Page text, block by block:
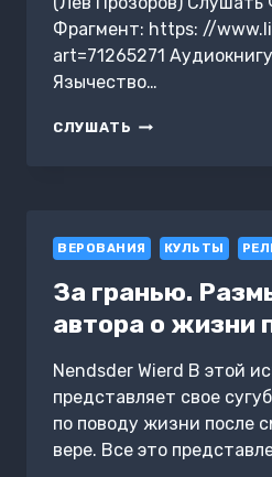
Фрагмент: https: //
art=71265271
Язычество…
СЛУШАТЬ РУССКАЯ
ВЕК»
ВЕРОВАНИЯ КУЛЬТЫ
За гранью.
автора о жизни
Nendsder Wierd В этой
представляет свое
по поводу жизни после
вере. Все это